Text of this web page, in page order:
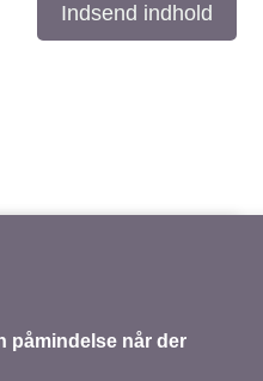
Indsend indhold
påmindelse når der